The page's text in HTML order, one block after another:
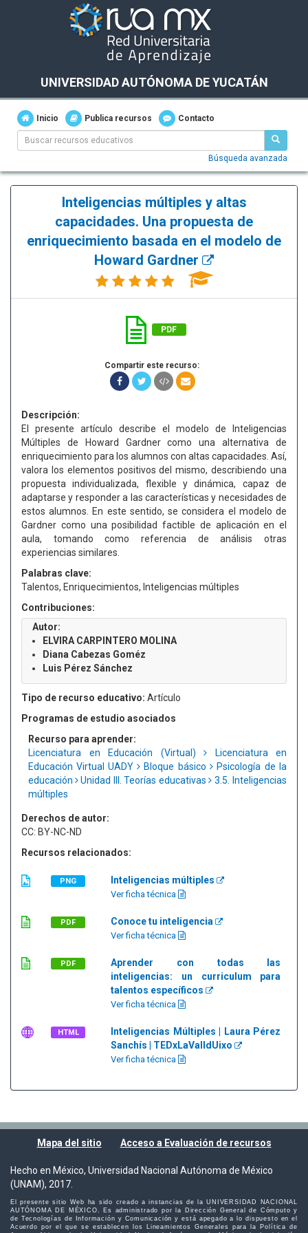
UNIVERSIDAD AUTÓNOMA DE YUCATÁN
Inicio Publica recursos Contacto
Búsqueda avanzada
Inteligencias múltiples y altas
capacidades. Una propuesta de
enriquecimiento basada en el modelo de
Howard Gardner
PDF
Compartir este recurso:
Descripción:
El presente artículo describe el modelo de Inteligencias
Múltiples de Howard Gardner como una alternativa de
enriquecimiento para los alumnos con altas capacidades. Así,
valora los elementos positivos del mismo, describiendo una
propuesta individualizada, flexible y dinámica, capaz de
adaptarse y responder a las características y necesidades de
estos alumnos. En este sentido, se considera el modelo de
Gardner como una posibilidad factible de aplicación en el
aula, tomando como referencia de análisis otras
experiencias similares.
Palabras clave:
Talentos, Enriquecimientos, Inteligencias múltiples
Contribuciones:
Autor:
ELVIRA CARPINTERO MOLINA
Diana Cabezas Goméz
Luis Pérez Sánchez
Tipo de recurso educativo: Artículo
Programas de estudio asociados
Recurso para aprender:
Licenciatura en Educación (Virtual)
Licenciatura en
Educación Virtual UADY
Bloque básico
Psicología de la
educación
Unidad III. Teorías educativas
3.5. Inteligencias
múltiples
Derechos de autor:
CC: BY-NC-ND
Recursos relacionados:
PNG Inteligencias múltiples
Ver ficha técnica
PDF Conoce tu inteligencia
Ver ficha técnica
PDF
Aprender con todas las
inteligencias: un curriculum para
talentos específicos
Ver ficha técnica
HTML
Inteligencias Múltiples | Laura Pérez
Sanchís | TEDxLaValldUixo
Ver ficha técnica
Mapa del sitio Acceso a Evaluación de recursos
Hecho en México, Universidad Nacional Autónoma de México
(UNAM), 2017.
El presente sitio Web ha sido creado a instancias de la UNIVERSIDAD NACIONAL
AUTÓNOMA DE MÉXICO. Es administrado por la Dirección General de Cómputo y
de Tecnologías de Información y Comunicación y está apegado a lo dispuesto en el
Acuerdo por el que se establecen los Lineamientos Generales para la Política de